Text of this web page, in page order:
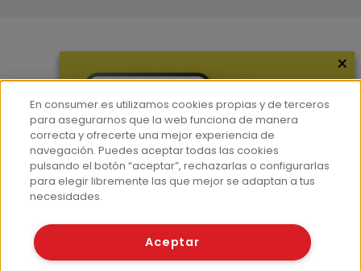
Hemeroteca
Contacto
Prensa
Corpus Lingüístico Consumer
© Fundación EROSKI
×
En consumer.es utilizamos cookies propias y de terceros
para asegurarnos que la web funciona de manera
correcta y ofrecerte una mejor experiencia de
navegación. Puedes aceptar todas las cookies
pulsando el botón “aceptar”, rechazarlas o configurarlas
para elegir libremente las que mejor se adaptan a tus
necesidades.
Aceptar